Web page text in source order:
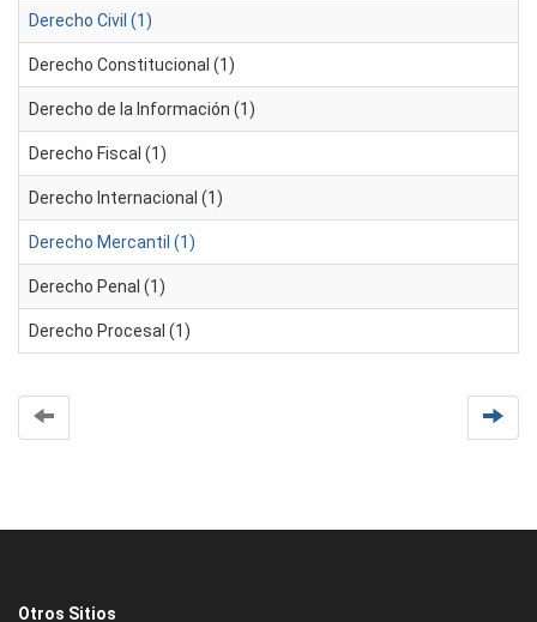
Derecho Civil (1)
Derecho Constitucional (1)
Derecho de la Información (1)
Derecho Fiscal (1)
Derecho Internacional (1)
Derecho Mercantil (1)
Derecho Penal (1)
Derecho Procesal (1)
Otros Sitios